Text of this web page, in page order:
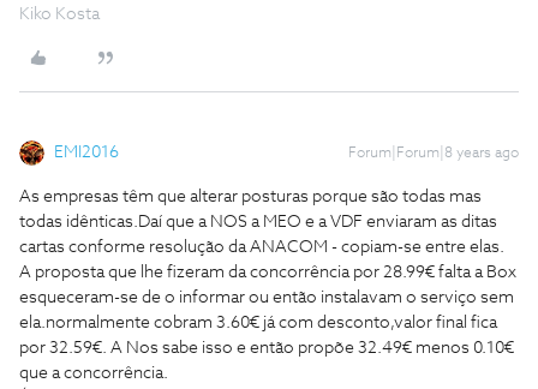
Kiko Kosta
EMI2016 Forum|Forum|8 years ago
As empresas têm que alterar posturas porque são todas mas
todas idênticas.Daí que a NOS a MEO e a VDF enviaram as ditas
cartas conforme resolução da ANACOM - copiam-se entre elas.
A proposta que lhe fizeram da concorrência por 28.99€ falta a Box
esqueceram-se de o informar ou então instalavam o serviço sem
ela.normalmente cobram 3.60€ já com desconto,valor final fica
por 32.59€. A Nos sabe isso e então propõe 32.49€ menos 0.10€
que a concorrência.